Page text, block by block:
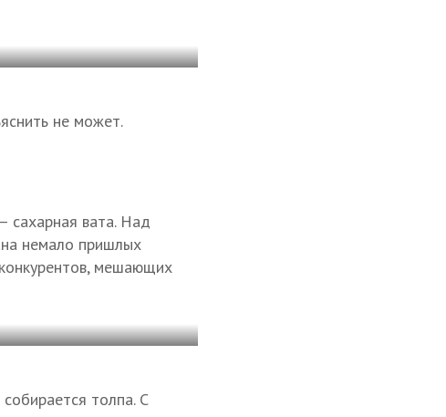
не может.
сахарная вата. Над
немало пришлых
мешающих
толпа. С